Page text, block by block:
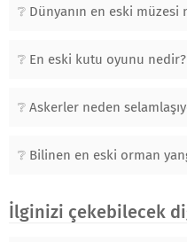
Dünyanın en eski müzesi
En eski kutu oyunu nedir?
Askerler neden
Bilinen en eski orman
İlginizi çekebilecek